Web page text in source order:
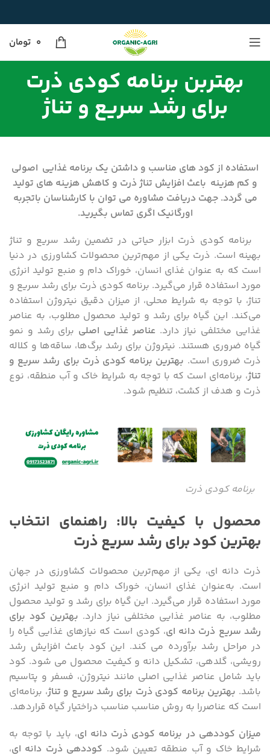
0 تومان
بهتربن برنامه کودی ذرت
برای رشد سریع و تناژ
استفاده از کود های مناسب و داشتن یک برنامه غذایی اصولی
و کم هزینه باعث افزایش تناژ ذرت و کاهش هزینه های تولید
می گردد. جهت دریافت مشاوره می توان با کارشناسان باتجربه
اورگانیک اگری تماس بگیرید.
برنامه کودی ذرت ابزار حیاتی در تضمین رشد سریع و تناژ
بهینه است. ذرت یکی از مهم‌ترین محصولات کشاورزی در دنیا
است که به ‌عنوان غذای انسان، خوراک دام و منبع تولید انرژی
مورد استفاده قرار می‌گیرد. برنامه کودی ذرت برای رشد سریع و
تناژ، با توجه به شرایط محلی، از میزان دقیق نیتروژن استفاده
می‌کند. این گیاه برای رشد و تولید محصول مطلوب، به عناصر
غذایی مختلفی نیاز دارد. عناصر غذایی اصلی برای رشد و نمو
گیاه ضروری هستند. نیتروژن برای رشد برگ‌ها، ساقه‌ها و کلاله
ذرت ضروری است. بهترین برنامه کودی ذرت برای رشد سریع و
تناژ، برنامه‌ای است که با توجه به شرایط خاک و آب منطقه، نوع
ذرت و هدف از کشت، تنظیم شود.
برنامه کودی ذرت
محصول با کیفیت بالا: راهنمای انتخاب
بهترین کود برای رشد سریع ذرت
ذرت دانه ای، یکی از مهم‌ترین محصولات کشاورزی در جهان
است. به‌عنوان غذای انسان، خوراک دام و منبع تولید انرژی
مورد استفاده قرار می‌گیرد. این گیاه برای رشد و تولید محصول
مطلوب، به عناصر غذایی مختلفی نیاز دارد. بهترین کود برای
رشد سریع ذرت دانه ای، کودی است که نیازهای غذایی گیاه را
در مراحل رشد برآورده می کند. این کود باعث افزایش رشد
رویشی، گلدهی، تشکیل دانه و کیفیت محصول می شود. کود
باید شامل عناصر غذایی اصلی مانند نیتروژن، فسفر و پتاسیم
باشد. بهترین برنامه کودی ذرت برای رشد سریع و تناژ، برنامه‌ای
است که عناصررا به روش مناسب مناسب دراختیار گیاه قراردهد.
میزان کوددهی در برنامه کودی ذرت دانه ای، باید با توجه به
شرایط خاک و آب منطقه تعیین شود. کوددهی ذرت دانه ای،